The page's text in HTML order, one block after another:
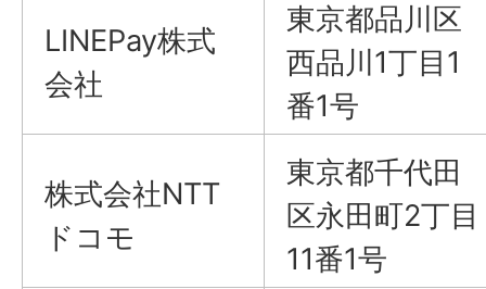
LINEPay株式
会社
東京都品川区
西品川1丁目1
番1号
株式会社NTT
ドコモ
東京都千代田
区永田町2丁目
11番1号